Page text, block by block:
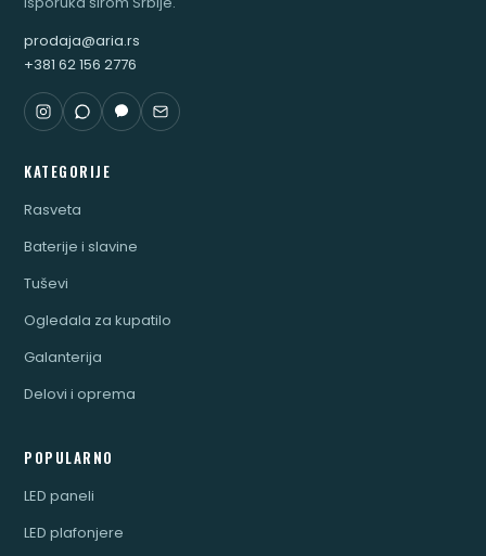
prodaja@aria.rs
+381 62 156 2776
KATEGORIJE
Rasveta
Baterije i slavine
Tuševi
Ogledala za kupatilo
Galanterija
Delovi i oprema
POPULARNO
LED paneli
LED plafonjere